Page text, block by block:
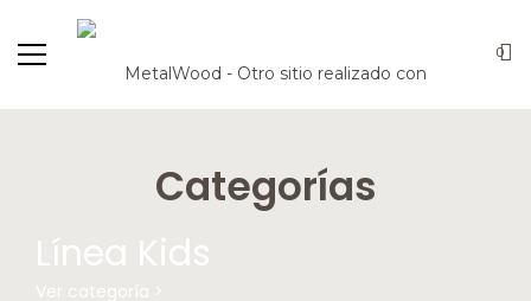
0
Categorías
Línea Kids
Ver categoría >